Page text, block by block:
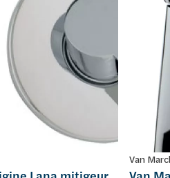
Van